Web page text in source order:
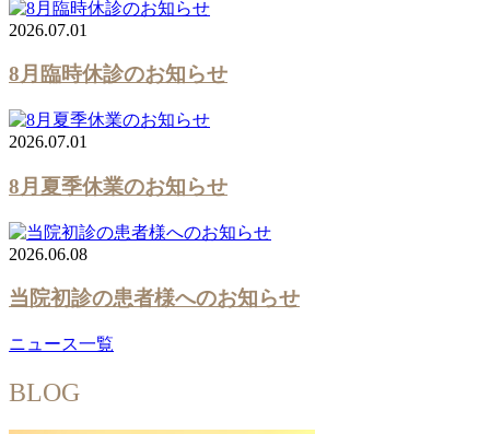
2026.07.01
8月臨時休診のお知らせ
2026.07.01
8月夏季休業のお知らせ
2026.06.08
当院初診の患者様へのお知らせ
ニュース一覧
BLOG